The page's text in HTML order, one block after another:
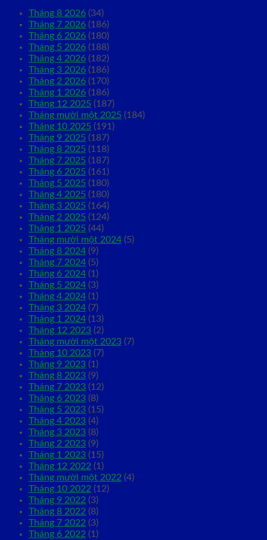
Tháng 8 2026 (34)
Tháng 7 2026 (186)
Tháng 6 2026 (180)
Tháng 5 2026 (188)
Tháng 4 2026 (182)
Tháng 3 2026 (186)
Tháng 2 2026 (170)
Tháng 1 2026 (186)
Tháng 12 2025 (187)
Tháng mười một 2025 (184)
Tháng 10 2025 (191)
Tháng 9 2025 (187)
Tháng 8 2025 (118)
Tháng 7 2025 (187)
Tháng 6 2025 (161)
Tháng 5 2025 (180)
Tháng 4 2025 (180)
Tháng 3 2025 (164)
Tháng 2 2025 (124)
Tháng 1 2025 (44)
Tháng mười một 2024 (5)
Tháng 8 2024 (9)
Tháng 7 2024 (5)
Tháng 6 2024 (1)
Tháng 5 2024 (3)
Tháng 4 2024 (1)
Tháng 3 2024 (7)
Tháng 1 2024 (13)
Tháng 12 2023 (2)
Tháng mười một 2023 (7)
Tháng 10 2023 (7)
Tháng 9 2023 (1)
Tháng 8 2023 (9)
Tháng 7 2023 (12)
Tháng 6 2023 (8)
Tháng 5 2023 (15)
Tháng 4 2023 (4)
Tháng 3 2023 (8)
Tháng 2 2023 (9)
Tháng 1 2023 (15)
Tháng 12 2022 (1)
Tháng mười một 2022 (4)
Tháng 10 2022 (12)
Tháng 9 2022 (3)
Tháng 8 2022 (8)
Tháng 7 2022 (3)
Tháng 6 2022 (1)